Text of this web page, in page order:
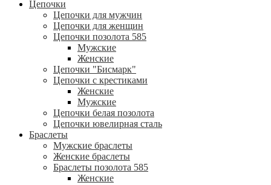
Цепочки
Цепочки для мужчин
Цепочки для женщин
Цепочки позолота 585
Мужские
Женские
Цепочки "Бисмарк"
Цепочки с крестиками
Женские
Мужские
Цепочки белая позолота
Цепочки ювелирная сталь
Браслеты
Мужские браслеты
Женские браслеты
Браслеты позолота 585
Женские